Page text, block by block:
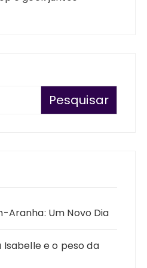
Pesquisar
Aranha: Um Novo Dia
e o peso da